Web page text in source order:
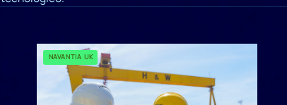
NAVANTIA UK